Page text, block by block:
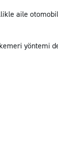
aile
yöntemi